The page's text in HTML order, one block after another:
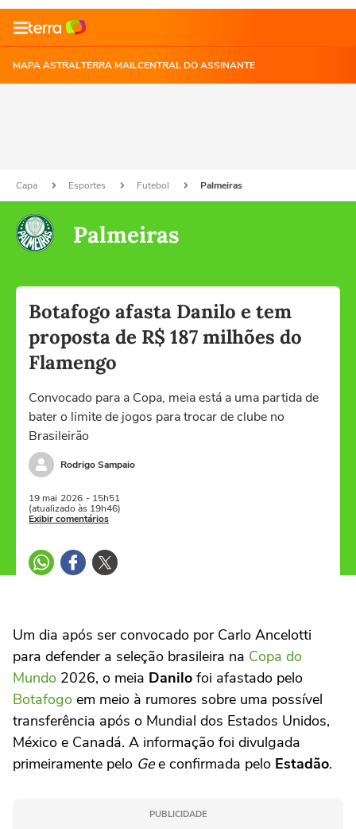
MAPA ASTRALTERRA MAILCENTRAL DO ASSINANTE
Capa Esportes Futebol Palmeiras
Palmeiras
Botafogo afasta Danilo e tem
proposta de R$ 187 milhões do
Flamengo
Convocado para a Copa, meia está a uma partida de
bater o limite de jogos para trocar de clube no
Brasileirão
Rodrigo Sampaio
19 mai 2026 - 15h51
(atualizado às 19h46)
Exibir comentários
Um dia após ser convocado por Carlo Ancelotti
para defender a seleção brasileira na Copa do
Mundo 2026, o meia Danilo foi afastado pelo
Botafogo em meio à rumores sobre uma possível
transferência após o Mundial dos Estados Unidos,
México e Canadá. A informação foi divulgada
primeiramente pelo Gee confirmada pelo Estadão.
PUBLICIDADE